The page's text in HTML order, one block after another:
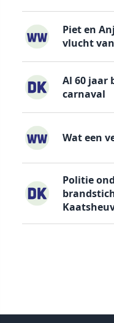
Piet en
vlucht
Al 60 jaar
carnaval
Wat een
Politie